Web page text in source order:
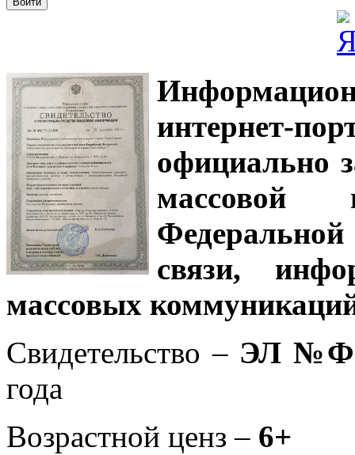
интернет-
официально
связи,
массовых
Свидетельство – ЭЛ
года
Возрастной ценз – 6+